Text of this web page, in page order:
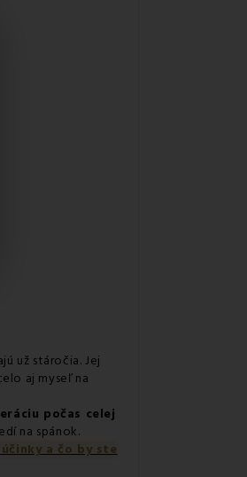
už stáročia. Jej
aj myseľ na
počas celej
na spánok.
a čo by ste